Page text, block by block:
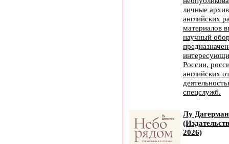
личные
английских
материалов
научный
России,
английских
спецслужб.
Лу
2026)